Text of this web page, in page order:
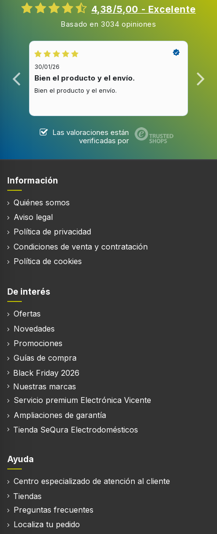
4,38/5,00 - Excelente
Basado en 3034 opiniones
30/01/26
Bien el producto y el envío.
Bien el producto y el envío.
Las valoraciones están
verificadas por
Información
Quiénes somos
Aviso legal
Política de privacidad
Condiciones de venta y contratación
Política de cookies
De interés
Ofertas
Novedades
Promociones
Guías de compra
Black Friday 2026
Nuestras marcas
Servicio premium Electrónica Vicente
Ampliaciones de garantía
Tienda SeQura Electrodomésticos
Ayuda
Centro especializado de atención al cliente
Tiendas
Preguntas frecuentes
Localiza tu pedido